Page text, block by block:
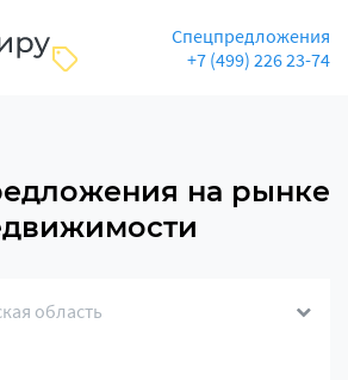
Спецпредложения
+7 (499) 226 23-74
на рынке
область